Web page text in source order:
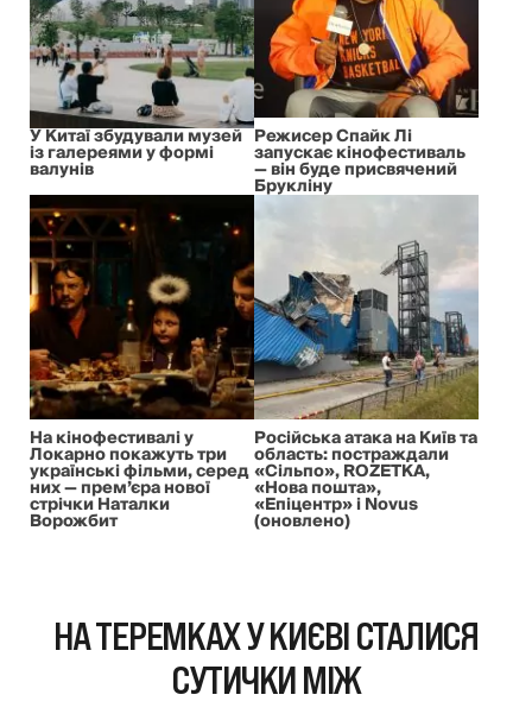
У Китаї збудували музей
із галереями у формі
валунів
Режисер Спайк Лі
запускає кінофестиваль
— він буде присвячений
Брукліну
На кінофестивалі у
Локарно покажуть три
українські фільми, серед
них — прем’єра нової
стрічки Наталки
Ворожбит
Російська атака на Київ та
область: постраждали
«Сільпо», ROZETKA,
«Нова пошта»,
«Епіцентр» і Novus
(оновлено)
НА ТЕРЕМКАХ У КИЄВІ СТАЛИСЯ
СУТИЧКИ МІЖ